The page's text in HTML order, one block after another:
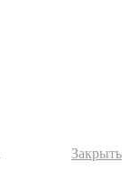
Закрыть